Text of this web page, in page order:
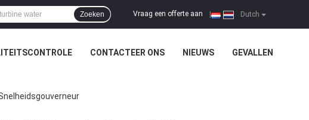
Dutch
Vraag een offerte aan
Zoeken
CONTACTEER ONS NIEUWS GEVALLEN